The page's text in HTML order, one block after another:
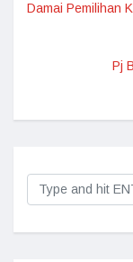
Damai Pemilihan
Pj